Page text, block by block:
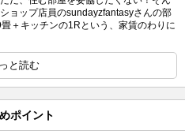
ョップ店員のsundayzfantasyさんの部
＋キッチンの1Rという、家賃のわりに
と読む
ポイント